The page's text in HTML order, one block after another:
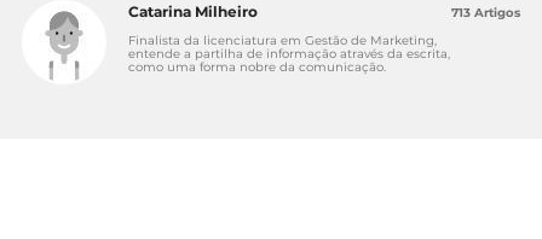
Catarina Milheiro
Finalista da licenciatura em Gestão de Marketing,
entende a partilha de informação através da escrita,
como uma forma nobre da comunicação.
713 Artigos